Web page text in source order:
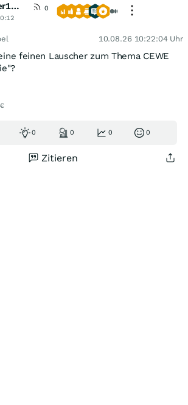
Kampfkater1969
0
10.08.26 10:22:04 Uhr
feinen Lauscher zum Thema CEWE
0 0 0 0
Zitieren